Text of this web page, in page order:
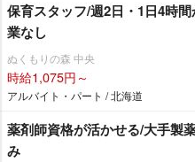
保育スタッフ/週2日・1日4時
業なし
ぬくもりの森 中央
時給1,075円～
アルバイト・パート / 北海道
薬剤師資格が活かせる/大手製
み